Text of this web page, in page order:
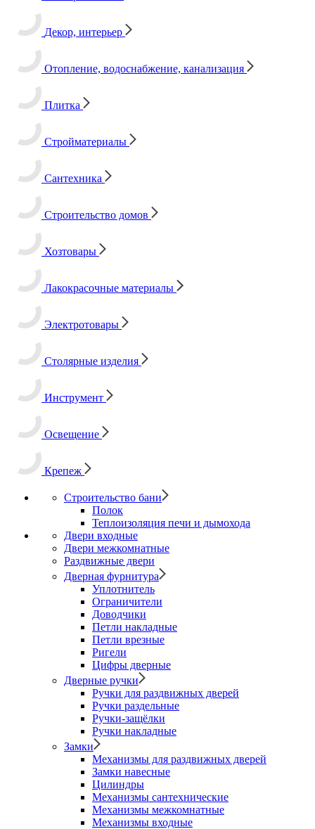
Декор, интерьер
Отопление, водоснабжение, канализация
Плитка
Стройматериалы
Сантехника
Строительство домов
Хозтовары
Лакокрасочные материалы
Электротовары
Столярные изделия
Инструмент
Освещение
Крепеж
Строительство бани
Полок
Теплоизоляция печи и дымохода
Двери входные
Двери межкомнатные
Раздвижные двери
Дверная фурнитура
Уплотнитель
Ограничители
Доводчики
Петли накладные
Петли врезные
Ригели
Цифры дверные
Дверные ручки
Ручки для раздвижных дверей
Ручки раздельные
Ручки-защёлки
Ручки накладные
Замки
Механизмы для раздвижных дверей
Замки навесные
Цилиндры
Механизмы сантехнические
Механизмы межкомнатные
Механизмы входные